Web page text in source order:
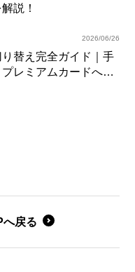
説！
2026/06/26
替え完全ガイド｜手
レミアムカードへの
へ戻る